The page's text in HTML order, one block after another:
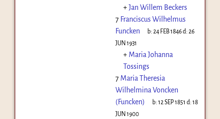
+Jan Willem Beckers
7 Franciscus Wilhelmus
Funcken
b:24 FEB 1846d:26
JUN 1931
+ Maria Johanna
Tossings
7 Maria Theresia
Wilhelmina Voncken
(Funcken)
b:12 SEP 1851 d:18
JUN 1900